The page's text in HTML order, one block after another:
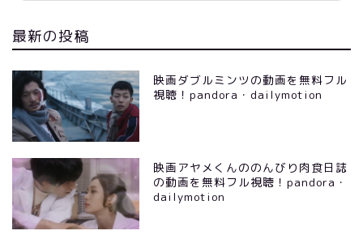
最新の投稿
映画ダブルミンツの動画を無料フル
視聴！pandora・dailymotion
映画アヤメくんののんびり肉食日誌
の動画を無料フル視聴！pandora・
dailymotion